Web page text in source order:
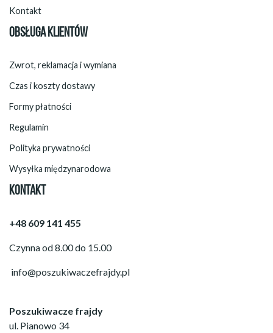
Kontakt
OBSŁUGA KLIENTÓW
Zwrot, reklamacja i wymiana
Czas i koszty dostawy
Formy płatności
Regulamin
Polityka prywatności
Wysyłka międzynarodowa
KONTAKT
+48 609 141 455
Czynna od 8.00 do 15.00
info@poszukiwaczefrajdy.pl
Poszukiwacze frajdy
ul. Pianowo 34